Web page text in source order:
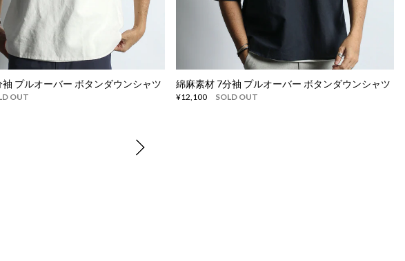
プルオーバー ボタンダウンシャツ
OUT
綿麻素材 7分袖 プルオーバー ボタンダウンシャツ
¥12,100 SOLD OUT